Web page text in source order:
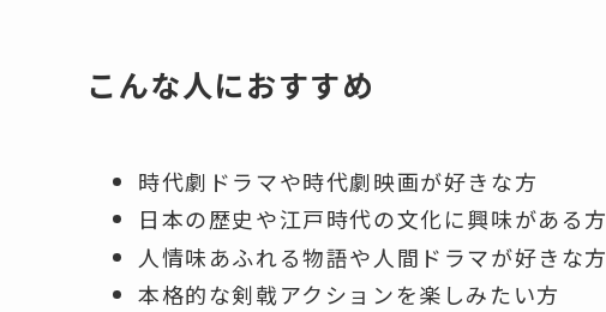
こんな人におすすめ
時代劇ドラマや時代劇映画が好きな方
日本の歴史や江戸時代の文化に興味がある方
人情味あふれる物語や人間ドラマが好きな方
本格的な剣戟アクションを楽しみたい方